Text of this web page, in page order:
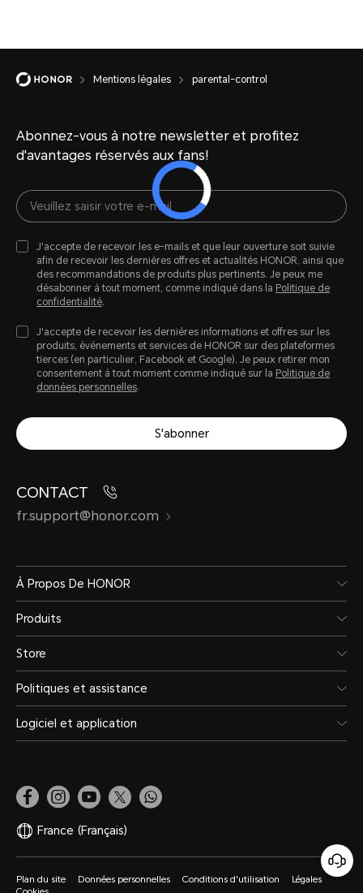
Mentions légales parental-control
Abonnez-vous à notre newsletter et profitez
d'avantages réservés aux fans!
J'accepte de recevoir les e-mails et que leur ouverture soit suivie
afin de recevoir les dernières offres et actualités HONOR, ainsi que
des recommandations de produits plus pertinents. Je peux me
désabonner à tout moment, comme indiqué dans la Politique de
confidentialité.
J'accepte de recevoir les dernières informations et offres sur les
produits, évènements et services de HONOR sur des plateformes
tierces (en particulier, Facebook et Google). Je peux retirer mon
consentement à tout moment comme indiqué sur la Politique de
données personnelles.
S'abonner
CONTACT
fr.support@honor.com
À Propos De HONOR
Produits
Store
Politiques et assistance
Logiciel et application
France (Français)
Plan du site Données personnelles Conditions d'utilisation
Légales